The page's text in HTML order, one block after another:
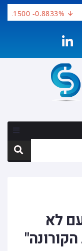
-0.8833%
לא